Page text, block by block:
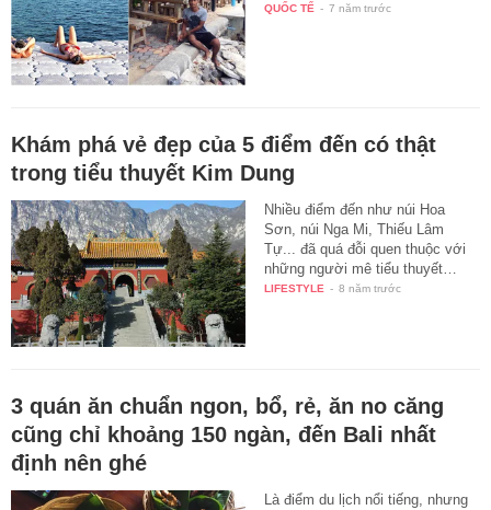
QUỐC TẾ - 7 năm trước
Khám phá vẻ đẹp của 5 điểm đến có thật
trong tiểu thuyết Kim Dung
Nhiều điểm đến như núi Hoa
Sơn, núi Nga Mi, Thiếu Lâm
Tự... đã quá đỗi quen thuộc với
những người mê tiểu thuyết…
LIFESTYLE - 8 năm trước
3 quán ăn chuẩn ngon, bổ, rẻ, ăn no căng
cũng chỉ khoảng 150 ngàn, đến Bali nhất
định nên ghé
Là điểm du lịch nổi tiếng, nhưng